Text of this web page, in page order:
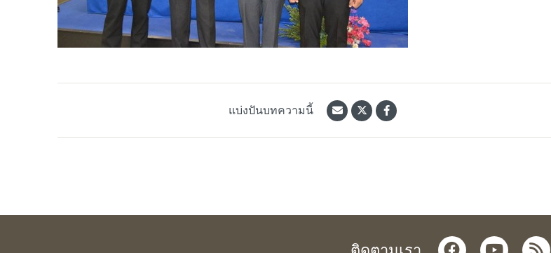
แบ่งปันบทความนี้
facebookyoutube
rss